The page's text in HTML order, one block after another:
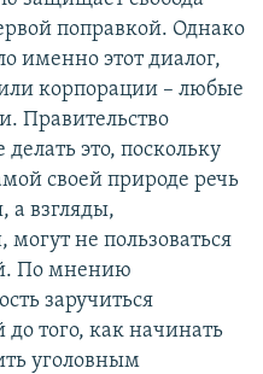
поправкой. Однако
именно этот диалог,
корпорации – любые
Правительство
это, поскольку
своей природе речь
а взгляды,
не пользоваться
По мнению
заручиться
того, как начинать
уголовным